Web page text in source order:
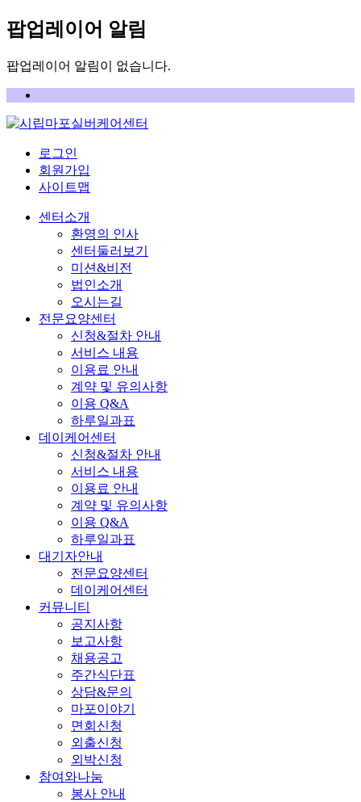
팝업레이어 알림
팝업레이어 알림이 없습니다.
로그인
회원가입
사이트맵
센터소개
환영의 인사
센터둘러보기
미션&비전
법인소개
오시는길
전문요양센터
신청&절차 안내
서비스 내용
이용료 안내
계약 및 유의사항
이용 Q&A
하루일과표
데이케어센터
신청&절차 안내
서비스 내용
이용료 안내
계약 및 유의사항
이용 Q&A
하루일과표
대기자안내
전문요양센터
데이케어센터
커뮤니티
공지사항
보고사항
채용공고
주간식단표
상담&문의
마포이야기
면회신청
외출신청
외박신청
참여와나눔
봉사 안내